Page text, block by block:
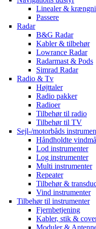
Linealer &
Passere
Radar
B&G Radar
Kabler & tilbehør
Lowrance Radar
Radarmast & Pods
Simrad Radar
Radio & Tv
Højttaler
Radio pakker
Radioer
Tilbehør til radio
Tilbehør til TV
Sejl-/motorbåds
Håndholdte
Lod instrumenter
Log instrumenter
Multi instrumenter
Repeater
Tilbehør &
Vind instrumenter
Tilbehør til instrumenter
Fjernbetjening
Kabler, stik &